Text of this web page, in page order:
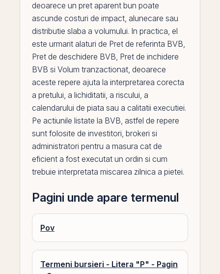
deoarece un pret aparent bun poate
ascunde costuri de impact, alunecare sau
distributie slaba a volumului. In practica, el
este urmarit alaturi de Pret de referinta BVB,
Pret de deschidere BVB, Pret de inchidere
BVB si Volum tranzactionat, deoarece
aceste repere ajuta la interpretarea corecta
a pretului, a lichiditatii, a riscului, a
calendarului de piata sau a calitatii executiei.
Pe actiunile listate la BVB, astfel de repere
sunt folosite de investitori, brokeri si
administratori pentru a masura cat de
eficient a fost executat un ordin si cum
trebuie interpretata miscarea zilnica a pietei.
Pagini unde apare termenul
Pov
Termeni bursieri - Litera "P" - Pagin